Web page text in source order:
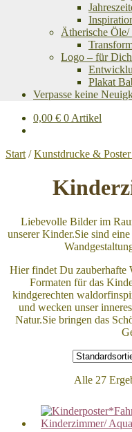
Ätherische Öle/
Logo – für
Plakat
Verpasse keine
0,00 € 0 Artikel
Start /Kunstdrucke &
Liebevolle Bilder im
unserer Kinder.Sie sind
Hier findet Du zauberhafte
Formaten für das
kindgerechten
und wecken unser
Natur.Sie bringen das
Alle 27